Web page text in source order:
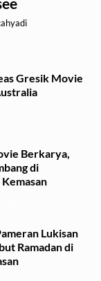
Gresik Movie
Berkarya,
di
Lukisan
Ramadan di